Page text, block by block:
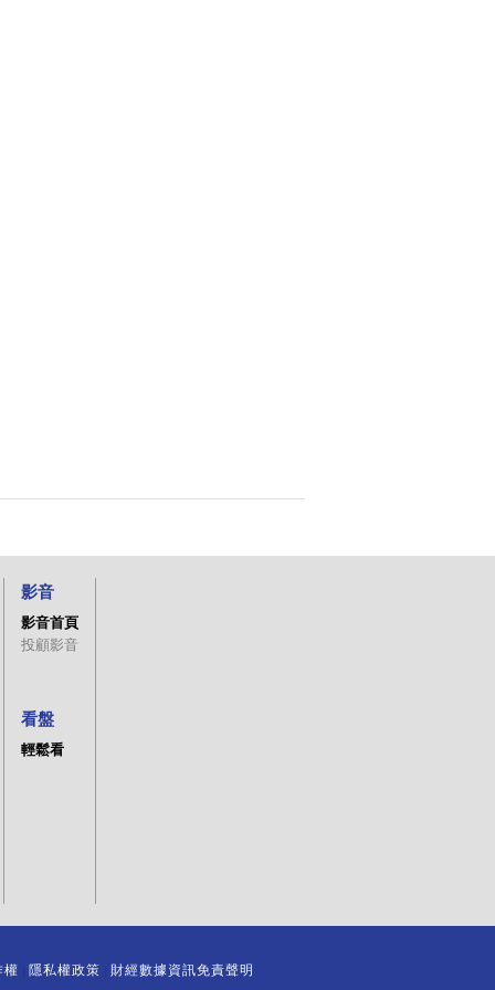
影音
影音首頁
投顧影音
看盤
輕鬆看
權 隱私權政策 財經數據資訊免責聲明